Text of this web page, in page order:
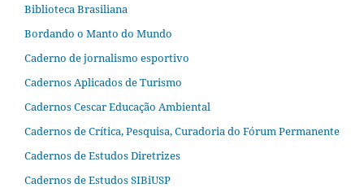
Biblioteca Brasiliana
Bordando o Manto do Mundo
Caderno de jornalismo esportivo
Cadernos Aplicados de Turismo
Cadernos Cescar Educação Ambiental
Cadernos de Crítica, Pesquisa, Curadoria do Fórum Permanente
Cadernos de Estudos Diretrizes
Cadernos de Estudos SIBiUSP